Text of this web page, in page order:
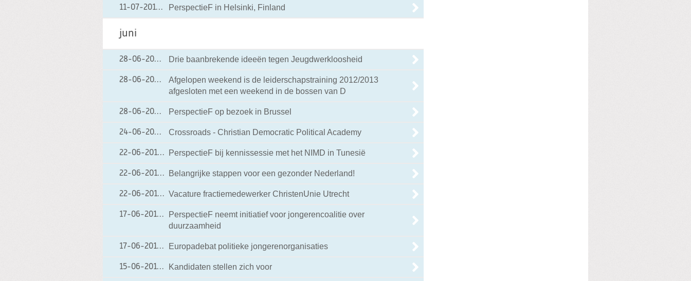
11-07-201311-07-2013 20:31
PerspectieF in Helsinki, Finland
juni
28-06-2013 28-06-2013 18:50
Drie baanbrekende ideeën tegen Jeugdwerkloosheid
28-06-2013 28-06-2013 06:58
Afgelopen weekend is de leiderschapstraining 2012/2013
afgesloten met een weekend in de bossen van D
28-06-2013 28-06-2013 06:55
PerspectieF op bezoek in Brussel
24-06-2013 24-06-2013 19:21
Crossroads - Christian Democratic Political Academy
22-06-201322-06-2013 18:30
PerspectieF bij kennissessie met het NIMD in Tunesië
22-06-201322-06-2013 18:26
Belangrijke stappen voor een gezonder Nederland!
22-06-201322-06-2013 18:20
Vacature fractiemedewerker ChristenUnie Utrecht
17-06-201317-06-2013 21:02
PerspectieF neemt initiatief voor jongerencoalitie over
duurzaamheid
17-06-201317-06-2013 20:57
Europadebat politieke jongerenorganisaties
15-06-201315-06-2013 19:33
Kandidaten stellen zich voor